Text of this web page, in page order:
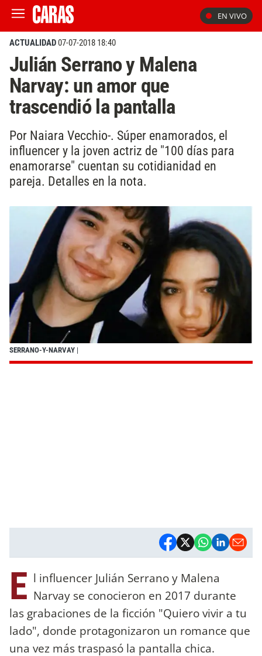
EN VIVO
ACTUALIDAD07-07-2018 18:40
Julián Serrano y Malena
Narvay: un amor que
trascendió la pantalla
Por Naiara Vecchio-. Súper enamorados, el
influencer y la joven actriz de "100 días para
enamorarse" cuentan su cotidianidad en
pareja. Detalles en la nota.
SERRANO-Y-NARVAY |
E l influencer Julián Serrano y Malena
Narvay se conocieron en 2017 durante
las grabaciones de la ficción "Quiero vivir a tu
lado", donde protagonizaron un romance que
una vez más traspasó la pantalla chica.